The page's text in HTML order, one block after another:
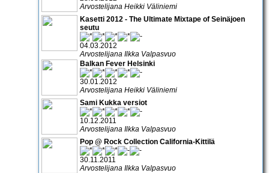
Arvostelijana Heikki Väliniemi
Kasetti 2012 - The Ultimate Mixtape of Seinäjoen
seutu
04.03.2012
Arvostelijana Ilkka Valpasvuo
Balkan Fever Helsinki
30.01.2012
Arvostelijana Heikki Väliniemi
Sami Kukka versiot
10.12.2011
Arvostelijana Ilkka Valpasvuo
Pop @ Rock Collection California-Kittilä
30.11.2011
Arvostelijana Ilkka Valpasvuo